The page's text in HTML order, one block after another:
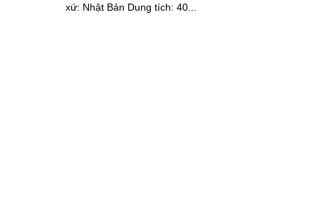
xứ: Nhật Bản Dung tích: 40...